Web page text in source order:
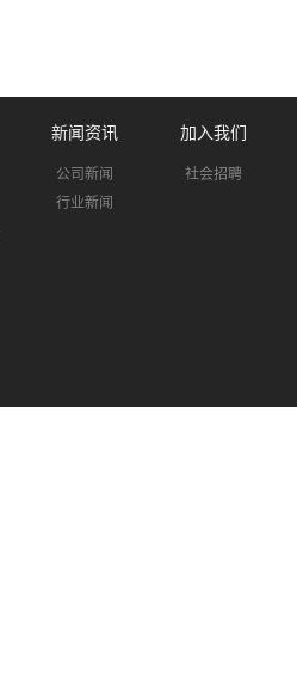
新闻资讯
公司新闻
行业新闻
加入我们
社会招聘